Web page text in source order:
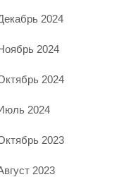
2024
2024
2024
2024
2023
2023